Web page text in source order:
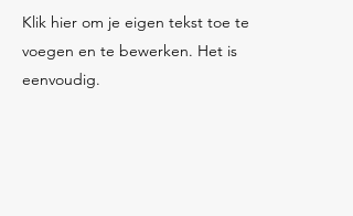
Klik hier om je eigen tekst toe te
voegen en te bewerken. Het is
eenvoudig.